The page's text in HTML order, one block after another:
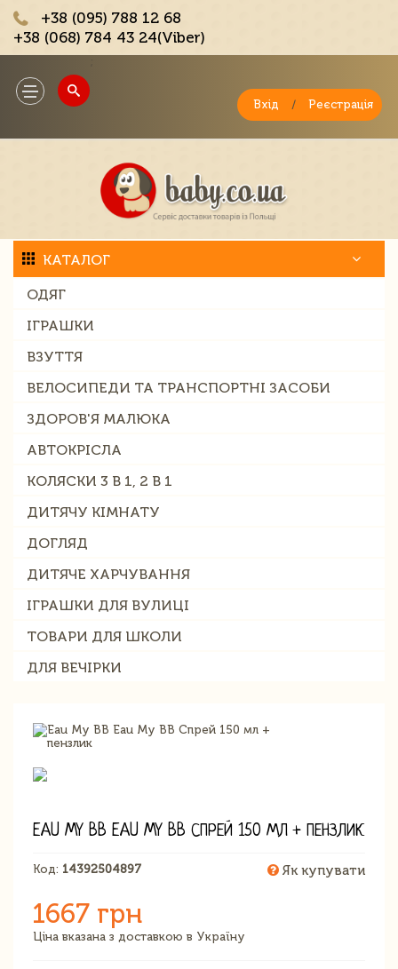
+38 (095) 788 12 68
+38 (068) 784 43 24(Viber)
Toggle
navigation
Вхід / Реєстрація
КАТАЛОГ
ОДЯГ
ІГРАШКИ
ВЗУТТЯ
ВЕЛОСИПЕДИ ТА ТРАНСПОРТНІ ЗАСОБИ
ЗДОРОВ'Я МАЛЮКА
АВТОКРІСЛА
КОЛЯСКИ 3 В 1, 2 В 1
ДИТЯЧУ КІМНАТУ
ДОГЛЯД
ДИТЯЧЕ ХАРЧУВАННЯ
ІГРАШКИ ДЛЯ ВУЛИЦІ
ТОВАРИ ДЛЯ ШКОЛИ
ДЛЯ ВЕЧІРКИ
EAU MY BB EAU MY BB СПРЕЙ 150 МЛ + ПЕНЗЛИК
Код: 14392504897 Як купувати
1667 грн
Ціна вказана з доставкою в Україну